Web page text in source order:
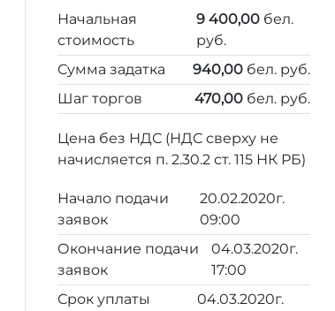
Начальная
стоимость
9 400,00 бел.
руб.
Сумма задатка
940,00 бел. руб.
Шаг торгов
470,00 бел. руб.
Цена без НДС (НДС сверху не
начисляется п. 2.30.2 ст. 115 НК РБ)
Начало подачи
заявок
20.02.2020г.
09:00
Окончание подачи
заявок
04.03.2020г.
17:00
Срок уплаты
04.03.2020г.